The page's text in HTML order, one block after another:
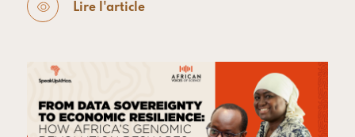
Lire l'article